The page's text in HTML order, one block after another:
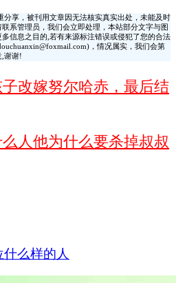
分享，被刊用文章因无法核实真实出处，未能及时
系管理员，我们会立即处理，本站部分文字与图
信息之目的,若有来源标注错误或侵犯了您的合法
，情况属实，我们会第
,谢谢!
改嫁努尔哈赤，最后结
人他为什么要杀掉叔叔
么样的人